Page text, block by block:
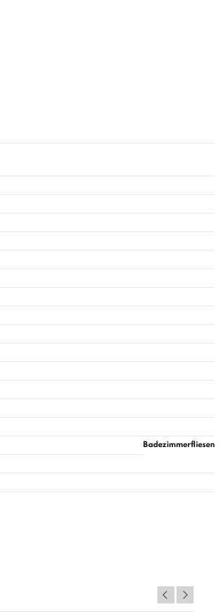
Badezimmerfliesen